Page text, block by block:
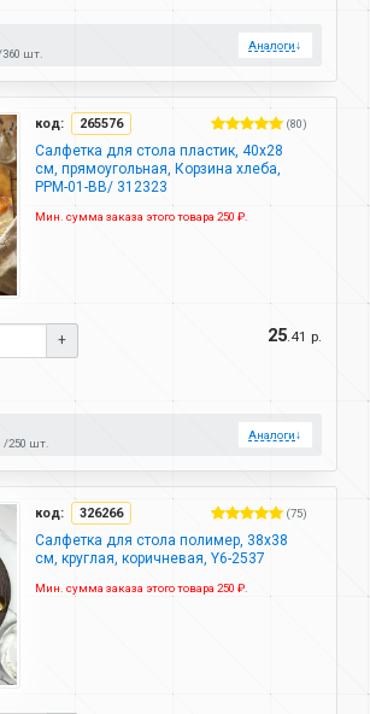
360 шт.
Аналоги↓
код: 265576 (80)
Салфетка для стола пластик, 40х28
см, прямоугольная, Корзина хлеба,
PPM-01-BB/ 312323
Мин. сумма заказа этого товара 250 ₽.
+ 25 .41 р.
250 шт.
Аналоги↓
код: 326266 (75)
Салфетка для стола полимер, 38х38
см, круглая, коричневая, Y6-2537
Мин. сумма заказа этого товара 250 ₽.